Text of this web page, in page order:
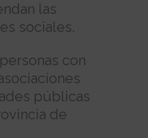
las
sociales.
con
públicas
de